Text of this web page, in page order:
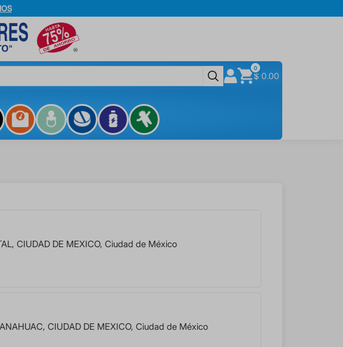
IOS
0
$ 0.00
, CIUDAD DE MEXICO, Ciudad de México
ANAHUAC, CIUDAD DE MEXICO, Ciudad de México